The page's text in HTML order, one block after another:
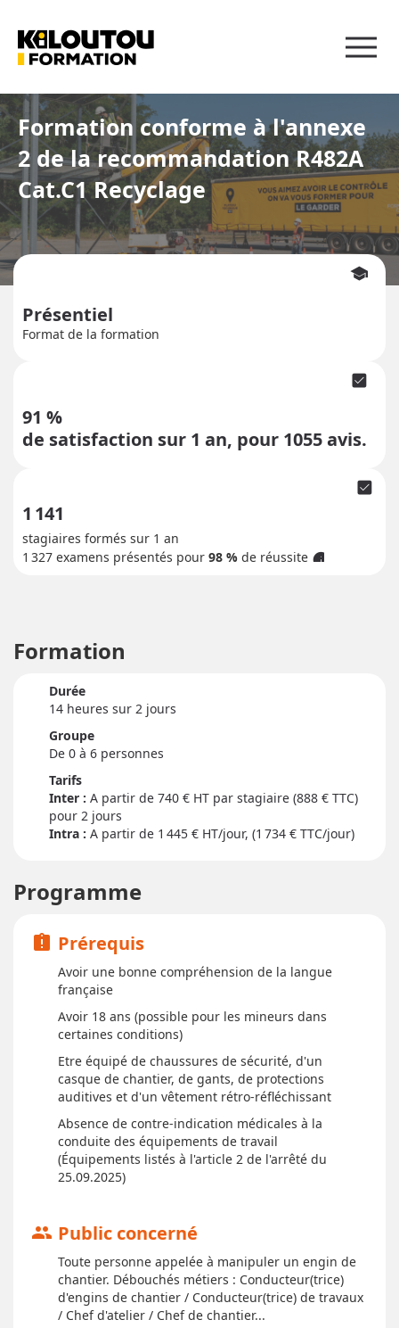
Formation conforme à l'annexe
2 de la recommandation R482A
Cat.C1 Recyclage
Présentiel
Format de la formation
school
91 %
de satisfaction sur 1 an, pour 1055avis.
check_box
check_box
1 141
stagiaires formés sur 1 an
1 327 examens présentés pour 98 % de réussite info
Formation
Durée
14 heures sur 2 jours
Groupe
De 0 à 6 personnes
Tarifs
Inter :
740 € HT par stagiaire (888 € TTC)
pour 2 jours
Intra : A partir de 1 445 € HT/jour, (1 734 € TTC/jour)
Programme
assignment_late Prérequis
Avoir une bonne compréhension de la langue
française
Avoir 18 ans (possible pour les mineurs dans
certaines conditions)
Etre équipé de chaussures de sécurité, d'un
casque de chantier, de gants, de protections
auditives et d'un vêtement rétro-réfléchissant
Absence de contre-indication médicales à la
conduite des équipements de travail
(Équipements listés à l'article 2 de l'arrêté du
25.09.2025)
group Public concerné
Toute personne appelée à manipuler un engin de
chantier. Débouchés métiers : Conducteur(trice)
d'engins de chantier / Conducteur(trice) de travaux
/ Chef d'atelier / Chef de chantier...